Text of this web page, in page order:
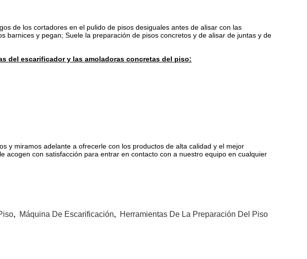
de los cortadores en el pulido de pisos desiguales antes de alisar con las
barnices y pegan; Suele la preparación de pisos concretos y de alisar de juntas y de
del escarificador y las amoladoras concretas del piso:
y miramos adelante a ofrecerle con los productos de alta calidad y el mejor
acogen con satisfacción para entrar en contacto con a nuestro equipo en cualquier
, Máquina De Escarificación, Herramientas De La Preparación Del Piso